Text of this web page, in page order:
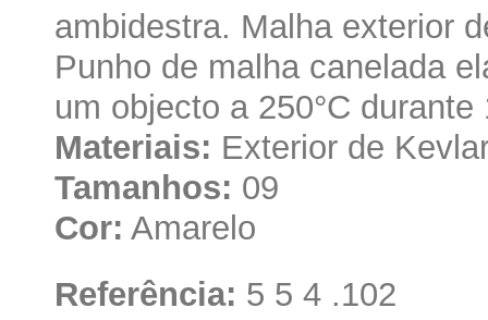
ambidestra. Malha exterior
Punho de malha canelada
um objecto a 250°C
Materiais: Exterior de
Tamanhos: 09
Cor: Amarelo
Referência: 5 5 4 .102